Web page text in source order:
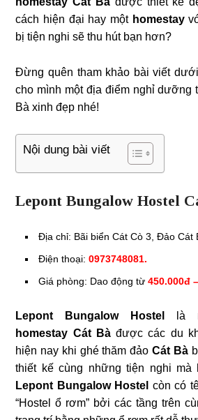
cách hiện đại hay một homestay
bị tiện nghi sẽ thu hút bạn hơn?
Đừng quên tham khảo bài viết
cho mình một địa điểm nghỉ dưỡng
Bà xinh đẹp nhé!
Nội dung bài viết
Lepont Bungalow Hostel
Địa chỉ: Bãi biển Cát Cò 3, Đảo Cát
Điện thoại: 0973748081.
Giá phòng: Dao động từ450.000đ
Lepont Bungalow Hostel
là
homestay Cát Bàđược các du
hiện nay khi ghé thăm đảo Cát Bà
thiết kế cùng những tiện nghi mà
Lepont Bungalow Hostel còn có
“Hostel ổ rơm” bởi các tầng trên